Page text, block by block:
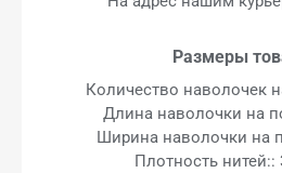
Размеры
Количество наволочек
Длина наволочки на
Ширина наволочки на
Плотность нитей::